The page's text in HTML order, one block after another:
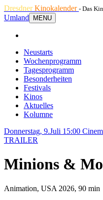
DresdnerKinokalender - Das
Umland
MENU
Neustarts
Wochenprogramm
Tagesprogramm
Besonderheiten
Festivals
Kinos
Aktuelles
Kolumne
Donnerstag, 9.Juli 15:00
TRAILER
Minions &
Animation, USA 2026, 90 min